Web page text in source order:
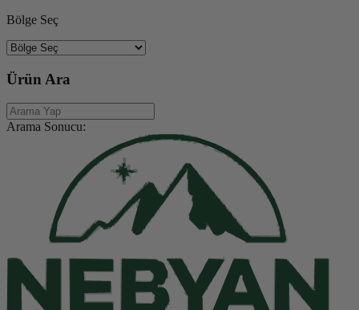
Bölge Seç
Ürün Ara
Arama Sonucu: